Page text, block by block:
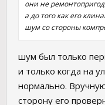
они не
а до того как его
шум со стороны
шум был только
и только когда на
нормально.
сторону его